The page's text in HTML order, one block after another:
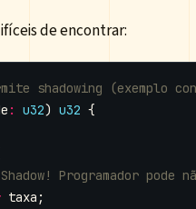
de encontrar:
: u32) u32 {
taxa ;